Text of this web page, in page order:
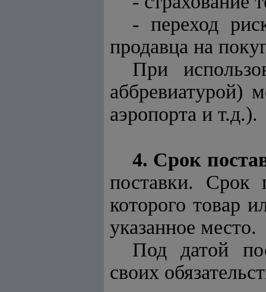
- переход
продавца на
При
аббревиатурой)
аэропорта и т.д.).
4. Срок
поставки. Срок
которого товар
указанное место.
Под датой
своих